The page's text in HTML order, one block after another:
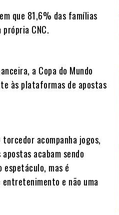
que 81,6% das famílias
CNC.
a Copa do Mundo
às plataformas de apostas
torcedor acompanha jogos,
acabam sendo
mas é
e não uma